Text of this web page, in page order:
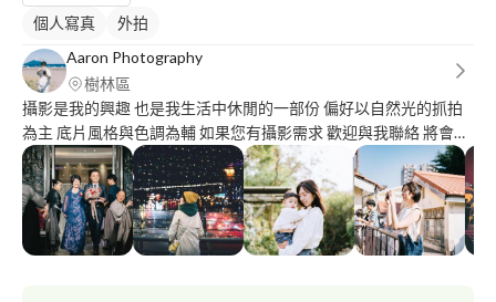
個人寫真
外拍
Aaron Photography
樹林區
攝影是我的興趣 也是我生活中休閒的一部份 偏好以自然光的抓拍
為主 底片風格與色調為輔 如果您有攝影需求 歡迎與我聯絡 將會以
最實惠的價格 保存您珍貴的回憶 instagram：mochandasu 平面攝
影/動態攝影/個人寫真/家庭旅遊/寵物攝影